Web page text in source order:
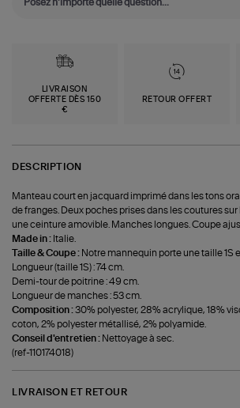
LIVRAISON
OFFERTE DÈS 150
€
RETOUR OFFERT
DESCRIPTION
Manteau court en jacquard imprimé dans les tons
de franges. Deux poches prises dans les coutures
une ceinture amovible. Manches longues. Coupe
Made in : Italie.
Taille & Coupe : Notre mannequin porte une taille 1S
Longueur (taille 1S) : 74 cm.
Demi-tour de poitrine : 49 cm.
Longueur de manches : 53 cm.
Composition :30% polyester, 28% acrylique, 18%
coton, 2% polyester métallisé, 2% polyamide.
Conseil d'entretien : Nettoyage à sec.
(ref-110174018)
LIVRAISON ET RETOUR